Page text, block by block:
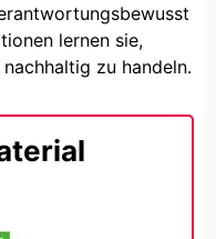
lernen sie,
zu handeln.